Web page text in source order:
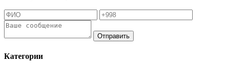
Отправить
Категории